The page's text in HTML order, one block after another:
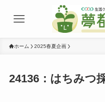
ホーム 2025春夏企画
24136：はちみつ